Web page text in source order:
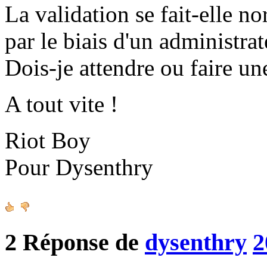
La validation se fait-elle
par le biais d'un
Dois-je attendre ou faire
A tout vite !
Riot Boy
Pour Dysenthry
2 Réponse de dysenthry